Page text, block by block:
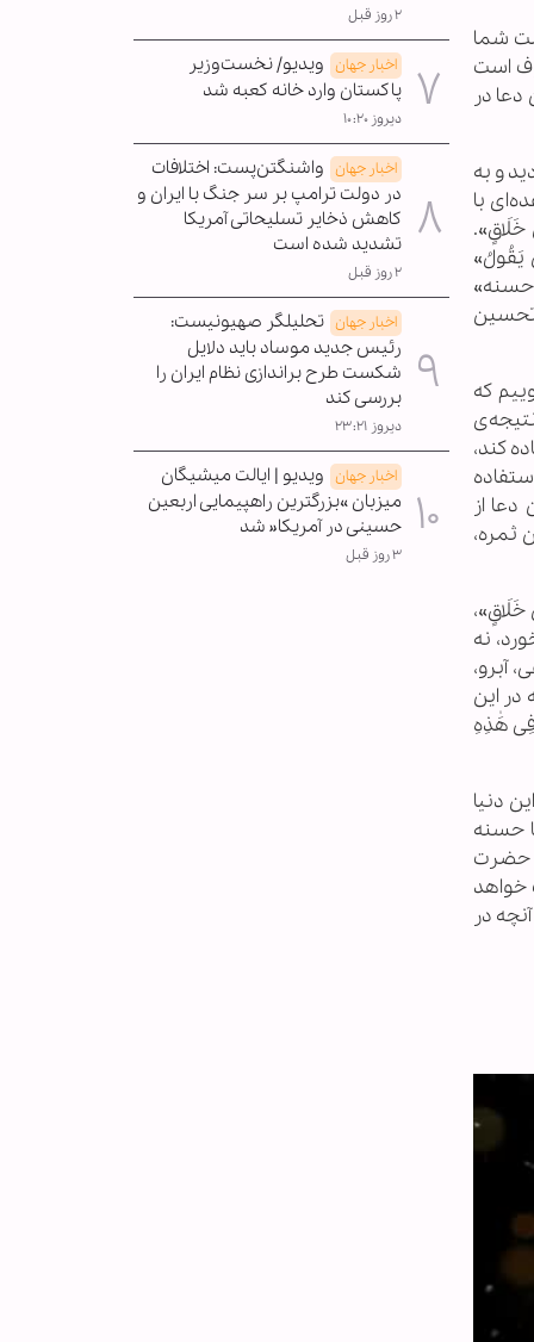
شما
است
در
و به
با
خَلَاقٍ».
«وَمِنْهُمْ مَنْ یَقُولُ»
را تحسین
که
کند،
از
ثمره،
نه
آبرو،
که در این
هَٰذِهِ
دنیا
حسنه
حضرت
خواهد
در
۲ روز قبل
اخبار جهان ویدیو/ نخست‌وزیر
پاکستان وارد خانه کعبه شد
دیروز ۱۰:۲۰
اخبار جهان واشنگتن‌پست: اختلافات
در دولت ترامپ بر سر جنگ با ایران و
کاهش ذخایر تسلیحاتی آمریکا
تشدید شده است
۲ روز قبل
اخبار جهان تحلیلگر صهیونیست:
رئیس جدید موساد باید دلایل
شکست طرح براندازی نظام ایران را
بررسی کند
دیروز ۲۳:۲۱
اخبار جهان ویدیو | ایالت میشیگان
میزبان »بزرگترین راهپیمایی اربعین
حسینی در آمریکا« شد
۳ روز قبل